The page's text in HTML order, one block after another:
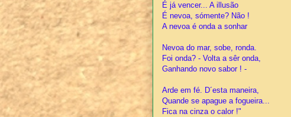
É já vencer... A illusão
É nevoa, sómente? Não !
A nevoa é onda a sonhar
Nevoa do mar, sobe, ronda.
Foi onda? - Volta a sêr onda,
Ganhando novo sabor ! -
Arde em fé. D´esta maneira,
Quande se apague a fogueira...
Fica na cinza o calor !"